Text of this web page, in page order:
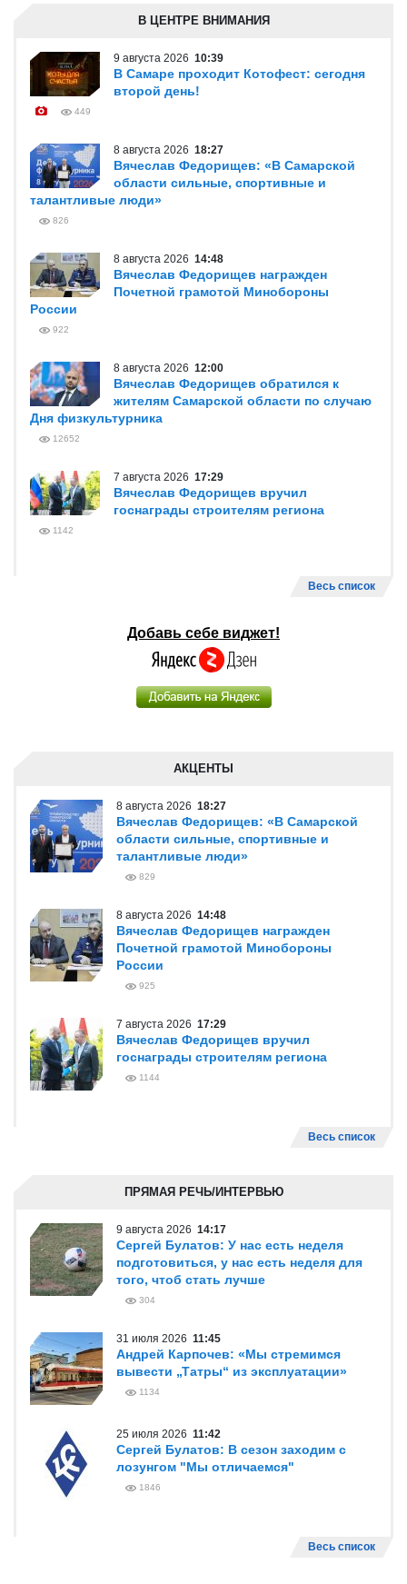
В ЦЕНТРЕ ВНИМАНИЯ
9 августа 2026 10:39
В Самаре проходит Котофест: сегодня
второй день!
449
8 августа 2026 18:27
Вячеслав Федорищев: «В Самарской
области сильные, спортивные и
талантливые люди»
826
8 августа 2026 14:48
Вячеслав Федорищев награжден
Почетной грамотой Минобороны
России
922
8 августа 2026 12:00
Вячеслав Федорищев обратился к
жителям Самарской области по случаю
Дня физкультурника
12652
7 августа 2026 17:29
Вячеслав Федорищев вручил
госнаграды строителям региона
1142
Весь список
Добавь себе виджет!
АКЦЕНТЫ
8 августа 2026 18:27
Вячеслав Федорищев: «В Самарской
области сильные, спортивные и
талантливые люди»
829
8 августа 2026 14:48
Вячеслав Федорищев награжден
Почетной грамотой Минобороны
России
925
7 августа 2026 17:29
Вячеслав Федорищев вручил
госнаграды строителям региона
1144
Весь список
ПРЯМАЯ РЕЧЬ/ИНТЕРВЬЮ
9 августа 2026 14:17
Сергей Булатов: У нас есть неделя
подготовиться, у нас есть неделя для
того, чтоб стать лучше
304
31 июля 2026 11:45
Андрей Карпочев: «Мы стремимся
вывести „Татры“ из эксплуатации»
1134
25 июля 2026 11:42
Сергей Булатов: В сезон заходим с
лозунгом "Мы отличаемся"
1846
Весь список